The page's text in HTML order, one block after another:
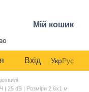
Мій кошик
Вхід УкрРус
| 25 dB | Розміри 2.6х1 м